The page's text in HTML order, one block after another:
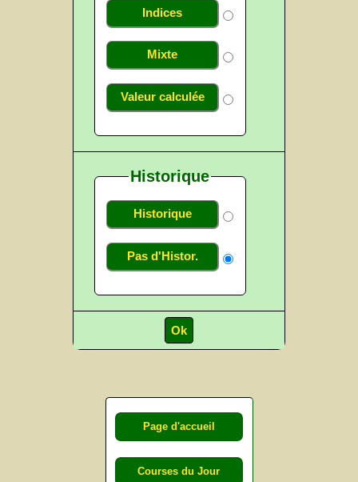
Indices
Mixte
Valeur calculée
Historique
Historique
Pas d'Histor.
Page d'accueil
Courses du Jour